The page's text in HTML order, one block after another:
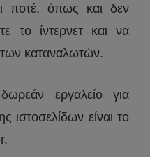
ποτέ, όπως και δεν
το ίντερνετ και να
των καταναλωτών.
εργαλείο για
ιστοσελίδων είναι το